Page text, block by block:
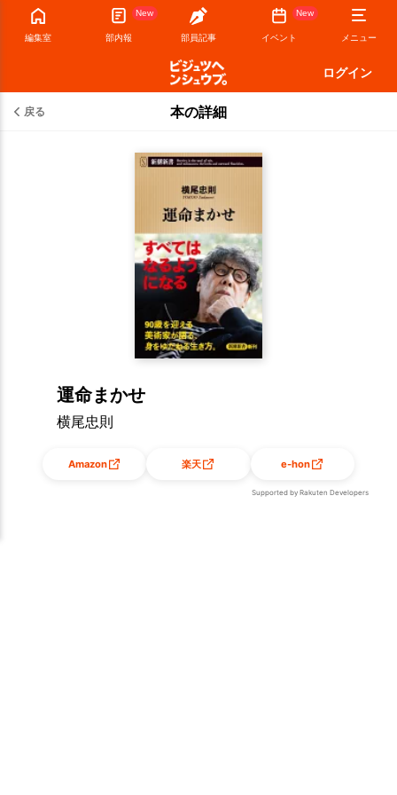
編集室
New
部内報 部員記事
New
イベント メニュー
ログイン
戻る 本の詳細
運命まかせ
横尾忠則
Amazon 楽天 e-hon
Supported by Rakuten Developers